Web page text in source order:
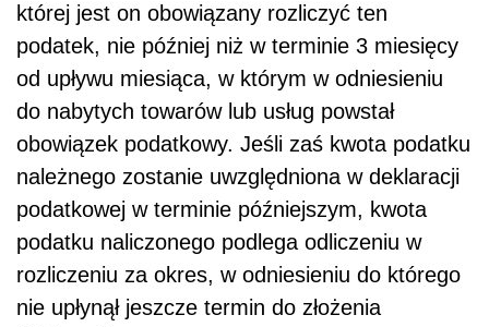
której jest on obowiązany rozliczyć ten
podatek, nie później niż w terminie 3 miesięcy
od upływu miesiąca, w którym w odniesieniu
do nabytych towarów lub usług powstał
obowiązek podatkowy. Jeśli zaś kwota podatku
należnego zostanie uwzględniona w deklaracji
podatkowej w terminie późniejszym, kwota
podatku naliczonego podlega odliczeniu w
rozliczeniu za okres, w odniesieniu do którego
nie upłynął jeszcze termin do złożenia